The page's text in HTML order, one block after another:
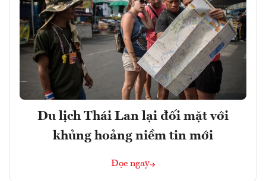
Du lịch Thái Lan lại đối mặt với
khủng hoảng niềm tin mới
Đọc ngay